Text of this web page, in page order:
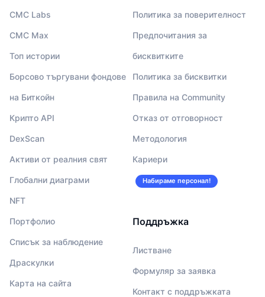
CMC Labs
CMC Max
Топ истории
Борсово търгувани фондове
на Биткойн
Крипто API
DexScan
Активи от реалния свят
Глобални диаграми
NFT
Портфолио
Списък за наблюдение
Драскулки
Карта на сайта
Политика за поверителност
Предпочитания за
бисквитките
Политика за бисквитки
Правила на Community
Отказ от отговорност
Методология
Кариери
Набираме персонал!
Поддръжка
Листване
Формуляр за заявка
Контакт с поддръжката